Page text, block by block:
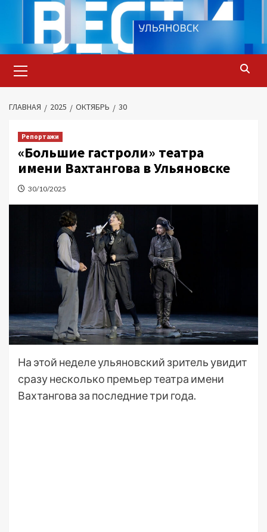
содержимому
меню
ГЛАВНАЯ 2025 ОКТЯБРЬ 30
Репортажи
«Большие гастроли» театра
имени Вахтангова в Ульяновске
30/10/2025
На этой неделе ульяновский зритель увидит
сразу несколько премьер театра имени
Вахтангова за последние три года.